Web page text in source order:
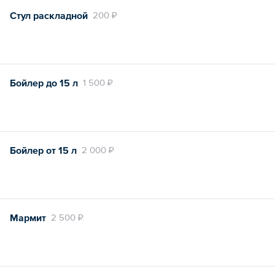
200 ₽
Стул раскладной
1 500 ₽
Бойлер до 15 л
2 000 ₽
Бойлер от 15 л
2 500 ₽
Мармит